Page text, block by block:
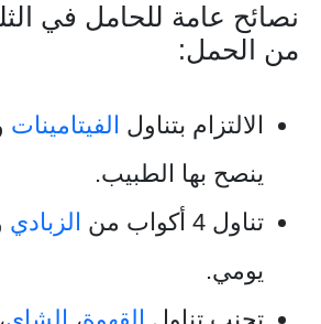
نصائح عامة للحامل في
من الحمل:
الالتزام بتناول الفيتامينات
ينصح بها الطبيب.
تناول 4 أكواب من
الزبادي
يومي.